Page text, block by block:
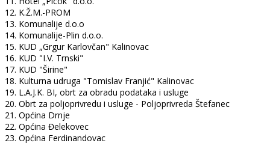
12. K.Ž.M.-PROM
13. Komunalije d.o.o
14. Komunalije-Plin d.o.o.
15. KUD „Grgur Karlovčan" Kalinovac
16. KUD "I.V. Trnski"
17. KUD "Širine"
18. Kulturna udruga "Tomislav Franjić" Kalinovac
19. L.A.J.K. BI, obrt za obradu podataka i usluge
20. Obrt za poljoprivredu i usluge - Poljoprivreda Štefanec
21. Općina Drnje
22. Općina Đelekovec
23. Općina Ferdinandovac